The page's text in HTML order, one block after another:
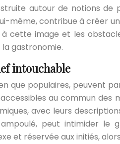
autour de notions
même, contribue à créer
cette image et les
gastronomie.
intouchable
que populaires,
au commun des
avec leurs
peut intimider le
et réservée aux initiés,